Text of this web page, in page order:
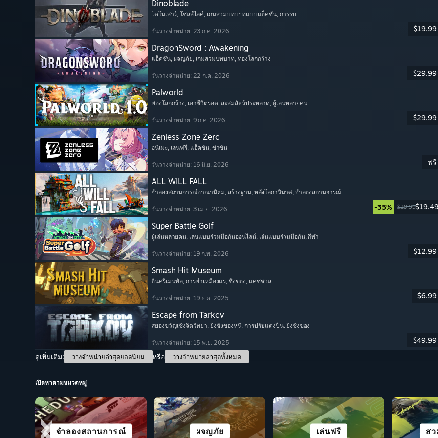
Dinoblade
ไดโนเสาร์, โซลส์ไลค์, เกมสวมบทบาทแบบแอ็คชัน, การรบ
วันวางจำหน่าย: 23 ก.ค. 2026 $19.99
DragonSword : Awakening
แอ็คชัน, ผจญภัย, เกมสวมบทบาท, ท่องโลกกว้าง
วันวางจำหน่าย: 22 ก.ค. 2026 $29.99
Palworld
ท่องโลกกว้าง, เอาชีวิตรอด, สะสมสัตว์ประหลาด, ผู้เล่นหลายคน
วันวางจำหน่าย: 9 ก.ค. 2026 $29.99
Zenless Zone Zero
อนิเมะ, เล่นฟรี, แอ็คชัน, ขำขัน
วันวางจำหน่าย: 16 มิ.ย. 2026 ฟรี
ALL WILL FALL
จำลองสถานการณ์อาณานิคม, สร้างฐาน, หลังโลกาวินาศ, จำลองสถานการณ์
วันวางจำหน่าย: 3 เม.ย. 2026 -35% $29.99$19.49
Super Battle Golf
ผู้เล่นหลายคน, เล่นแบบร่วมมือกันออนไลน์, เล่นแบบร่วมมือกัน, กีฬา
วันวางจำหน่าย: 19 ก.พ. 2026 $12.99
Smash Hit Museum
อินคริเมนทัล, การทำเหมืองแร่, ชิงของ, แคชชวล
วันวางจำหน่าย: 19 ธ.ค. 2025 $6.99
Escape from Tarkov
สยองขวัญเชิงจิตวิทยา, ยิงชิงของหนี, การปรับแต่งปืน, ยิงชิงของ
วันวางจำหน่าย: 15 พ.ย. 2025
$49.99
ดูเพิ่มเติม:
วางจำหน่ายล่าสุดยอดนิยม หรือ วางจำหน่ายล่าสุดทั้งหมด
เปิดหาตามหมวดหมู่
จำลองสถานการณ์ ผจญภัย เล่นฟรี ส
ต่อสู้ กีฬาทั้งหมด เกม VR วิช
แข่งความเร็ว เล่นแบบร่วมมือกัน แอ็คชัน ส
เมืองและการตั้ง
อาณานิคม
เล่นได้ดีบน STEAM
DECK
แคชชวล